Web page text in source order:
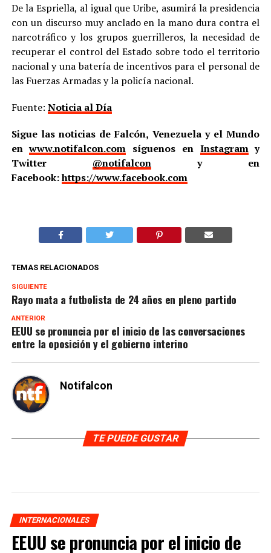
De la Espriella, al igual que Uribe, asumirá la presidencia
con un discurso muy anclado en la mano dura contra el
narcotráfico y los grupos guerrilleros, la necesidad de
recuperar el control del Estado sobre todo el territorio
nacional y una batería de incentivos para el personal de
las Fuerzas Armadas y la policía nacional.
Fuente: Noticia al Día
Sigue las noticias de Falcón, Venezuela y el Mundo
enwww.notifalcon.com síguenos en Instagramy
Twitter @notifalcony en
Facebook:https://www.facebook.com
TEMAS RELACIONADOS
SIGUIENTE
Rayo mata a futbolista de 24 años en pleno partido
ANTERIOR
EEUU se pronuncia por el inicio de las conversaciones
entre la oposición y el gobierno interino
Notifalcon
TE PUEDE GUSTAR
INTERNACIONALES
EEUU se pronuncia por el inicio de